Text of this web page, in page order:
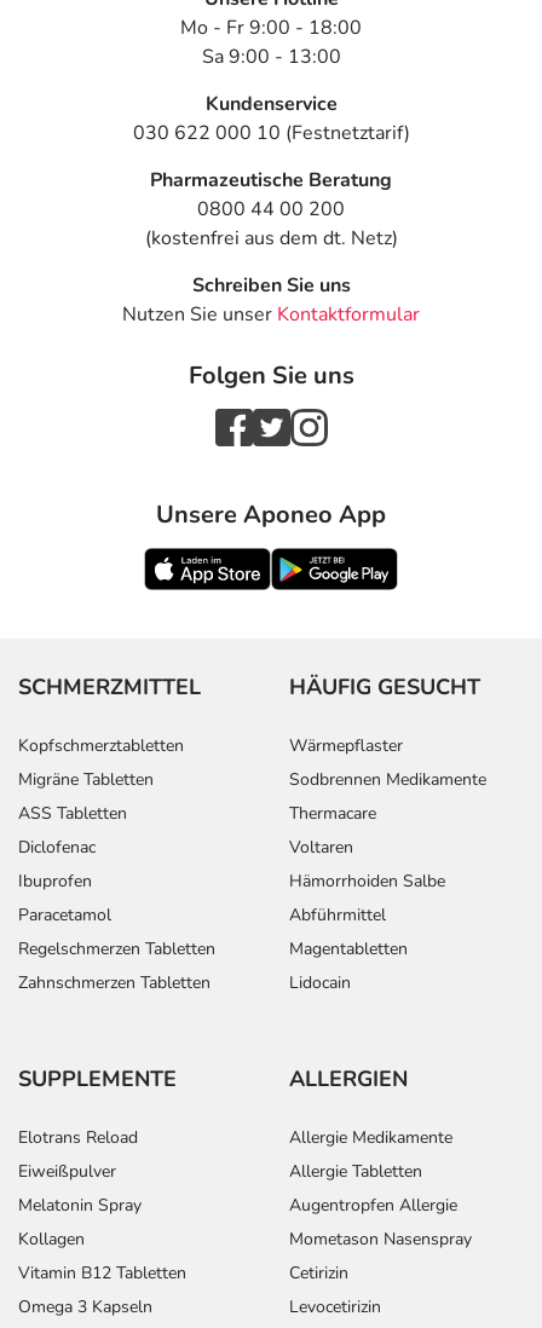
Adresse des Anbieters/Herstellers
Dr. August Wolff GmbH & Co. KG Arzneimittel
Sudbrackstr. 56
PDF des Beipackzettelskönnen Sie sich oben
Mo - Fr 9:00 - 18:00
Sa 9:00 - 13:00
Kundenservice
030 622 000 10 (Festnetztarif)
Pharmazeutische Beratung
0800 44 00 200
(kostenfrei aus dem dt. Netz)
Schreiben Sie uns
Nutzen Sie unser Kontaktformular
Folgen Sie uns
Unsere Aponeo App
SCHMERZMITTEL
Kopfschmerztabletten
Migräne Tabletten
ASS Tabletten
Diclofenac
Ibuprofen
Paracetamol
Regelschmerzen Tabletten
Zahnschmerzen Tabletten
HÄUFIG GESUCHT
Wärmepflaster
Sodbrennen Medikamente
Thermacare
Voltaren
Hämorrhoiden Salbe
Abführmittel
Magentabletten
Lidocain
SUPPLEMENTE
Elotrans Reload
Eiweißpulver
Melatonin Spray
Kollagen
Vitamin B12 Tabletten
Omega 3 Kapseln
ALLERGIEN
Allergie Medikamente
Allergie Tabletten
Augentropfen Allergie
Mometason Nasenspray
Cetirizin
Levocetirizin